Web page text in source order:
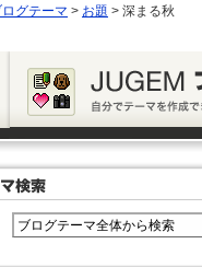
ログテーマ > お題 > 深まる秋